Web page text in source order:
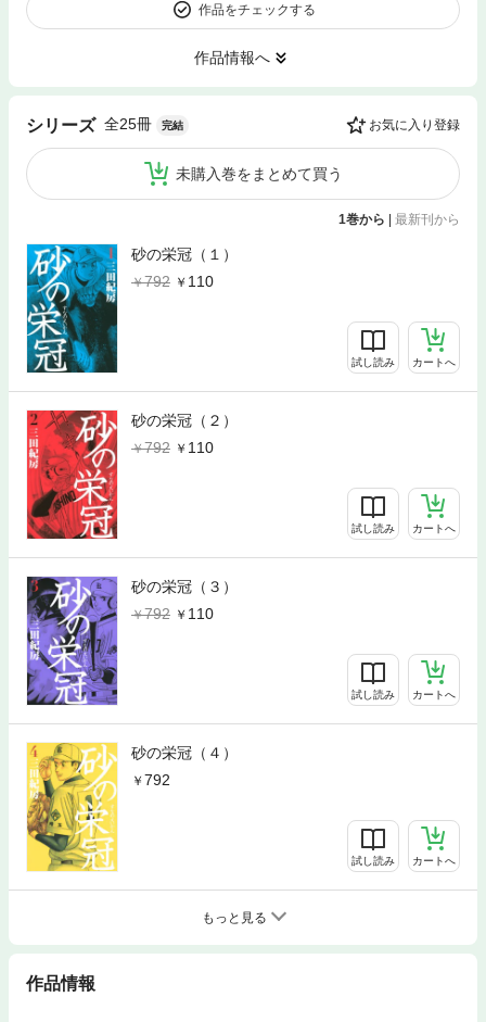
作品をチェックする
作品情報へ
シリーズ 全25冊 完結 お気に入り登録
未購入巻をまとめて買う
1巻から | 最新刊から
砂の栄冠（１）
792
110
試し読み カートへ
砂の栄冠（２）
792
110
試し読み カートへ
砂の栄冠（３）
792
110
試し読み カートへ
砂の栄冠（４）
792
試し読み カートへ
もっと見る
作品情報